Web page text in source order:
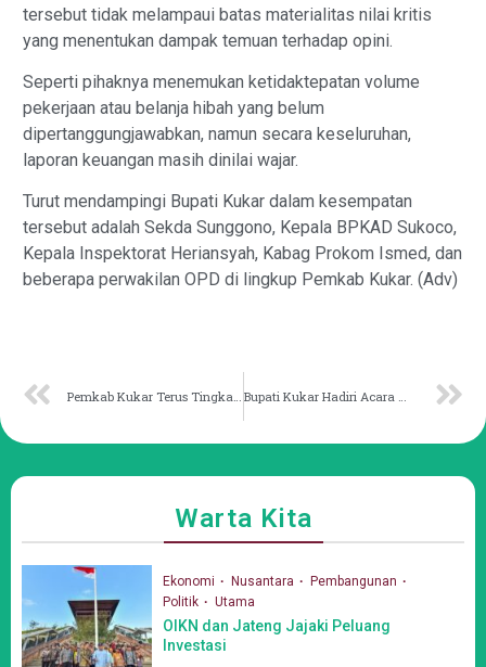
tersebut tidak melampaui batas materialitas nilai kritis
yang menentukan dampak temuan terhadap opini.
Seperti pihaknya menemukan ketidaktepatan volume
pekerjaan atau belanja hibah yang belum
dipertanggungjawabkan, namun secara keseluruhan,
laporan keuangan masih dinilai wajar.
Turut mendampingi Bupati Kukar dalam kesempatan
tersebut adalah Sekda Sunggono, Kepala BPKAD Sukoco,
Kepala Inspektorat Heriansyah, Kabag Prokom Ismed, dan
beberapa perwakilan OPD di lingkup Pemkab Kukar. (Adv)
Warta Kita
Ekonomi Nusantara
Pembangunan
Politik
Utama
OIKN dan Jateng Jajaki Peluang
Investasi